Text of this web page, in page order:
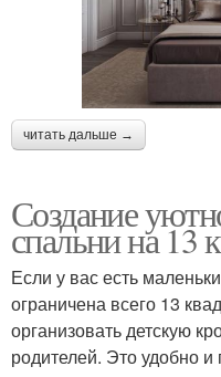
читать дальше →
Создание
спальни на 13
Если у вас есть
ограничена всего 13
организовать детскую
родителей. Это удобно и